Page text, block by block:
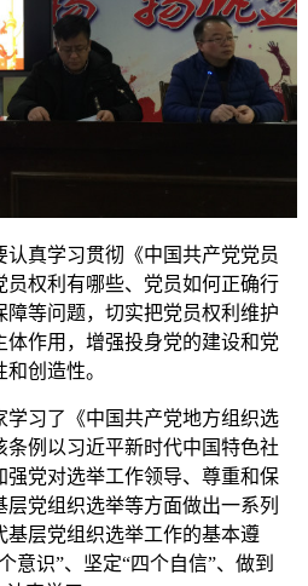
认真学习贯彻《中国共产党党员
员权利有哪些、党员如何正确行
等问题，切实把党员权利维护
作用，增强投身党的建设和党
创造性。
学习了《中国共产党地方组织选
例以习近平新时代中国特色社
强党对选举工作领导、尊重和保
党组织选举等方面做出一系列
基层党组织选举工作的基本遵
意识”、坚定“四个自信”、做到